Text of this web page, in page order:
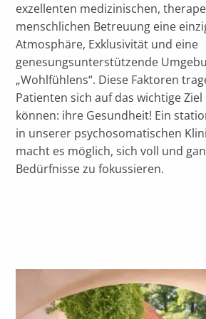
exzellenten medizinischen,
menschlichen Betreuung eine
Atmosphäre, Exklusivität und eine
genesungsunterstützende
„Wohlfühlens“. Diese Faktoren
Patienten sich auf das wichtige
können: ihre Gesundheit! Ein
in unserer psychosomatischen
macht es möglich, sich voll und
Bedürfnisse zu fokussieren.